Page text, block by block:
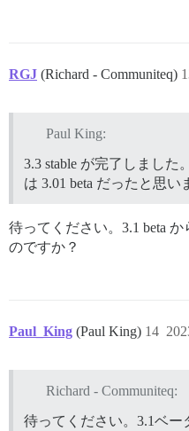
RGJ (Richard - Communiteq)
Paul King:
3.3 stable が完了しまし
は 3.01 beta だったと思い
待ってください。3.1 beta か
のですか？
Paul_King (Paul King) 14
Richard - Communiteq:
待ってください。3.1ベー